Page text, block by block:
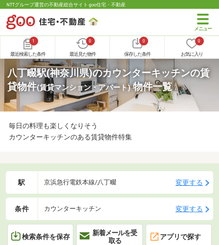
NTTグループ運営の不動産総合サイト goo住宅・不動産
1
最近検索した条件
0
最近見た物件
0
保存した条件
0
お気に入り
八丁畷駅(神奈川県)のカウンターキッチンの賃
貸物件(賃貸マンション・アパート)物件一覧
毎日の料理も楽しくなりそう
カウンターキッチンのある賃貸物件特集
駅 京浜急行電鉄本線/八丁畷 変更する
条件 カウンターキッチン 変更する
検索条件を保存
新着メールを受
取る
アプリで探す